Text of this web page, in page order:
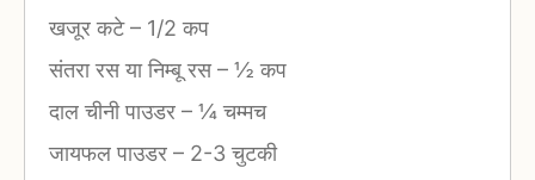
खजूर कटे– 1/2 कप
संतरा रस या निम्बू रस– ½ कप
दाल चीनी पाउडर – ¼ चम्मच
जायफल पाउडर – 2-3 चुटकी